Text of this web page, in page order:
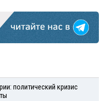
политический кризис